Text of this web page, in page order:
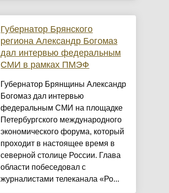
Губернатор Брянского
региона Александр Богомаз
дал интервью федеральным
СМИ в рамках ПМЭФ
Губернатор Брянщины Александр
Богомаз дал интервью
федеральным СМИ на площадке
Петербургского международного
экономического форума, который
проходит в настоящее время в
северной столице России. Глава
области побеседовал с
журналистами телеканала «Ро...